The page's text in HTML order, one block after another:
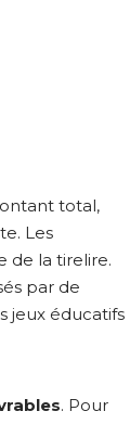
total,
Les
de la tirelire.
par de
jeux éducatifs
. Pour